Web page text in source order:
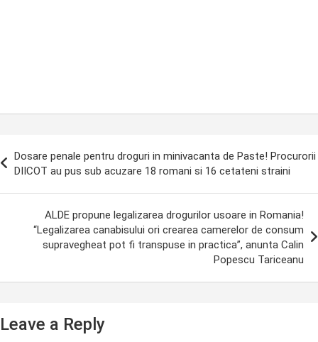
Dosare penale pentru droguri in minivacanta de Paste! Procurorii
DIICOT au pus sub acuzare 18 romani si 16 cetateni straini
ALDE propune legalizarea drogurilor usoare in Romania!
“Legalizarea canabisului ori crearea camerelor de consum
supravegheat pot fi transpuse in practica”, anunta Calin
Popescu Tariceanu
Leave a Reply